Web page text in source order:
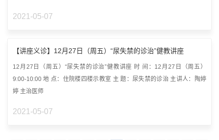
2021-05-07
【讲座义诊】12月27日（周五）“尿失禁的诊治”健教讲座
12月27日（周五）“尿失禁的诊治”健教讲座 时 间：12月27日（周五）
9:00-10:00 地 点：住院楼四楼示教室 主 题：尿失禁的诊治 主讲人：陶婷
婷 主治医师
2021-05-07